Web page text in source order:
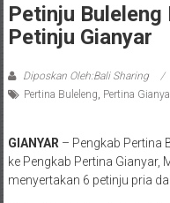
Petinju
Petinju Gianyar
Diposkan Oleh:Bali Sharing
Pertina Buleleng, Pertina
GIANYAR – Pengkab Pertina
ke Pengkab Pertina
menyertakan 6 petinju pria